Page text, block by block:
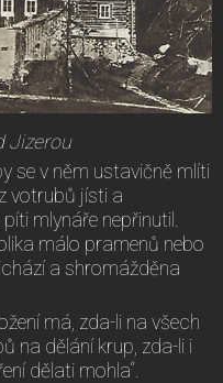
Jizerou
se v něm ustavičně mlíti
votrubů jísti a
mlynáře nepřinutil.
málo pramenů nebo
a shromážděna
má, zda-li na všech
na dělání krup, zda-li i
dělati mohla“.